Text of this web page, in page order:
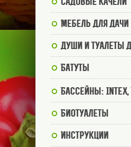
Садовые качели
Мебель для дачи
Души и туалеты
Батуты
Бассейны: Intex,
Биотуалеты
Инструкции